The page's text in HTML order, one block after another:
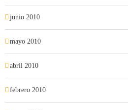
junio 2010
mayo 2010
abril 2010
febrero 2010